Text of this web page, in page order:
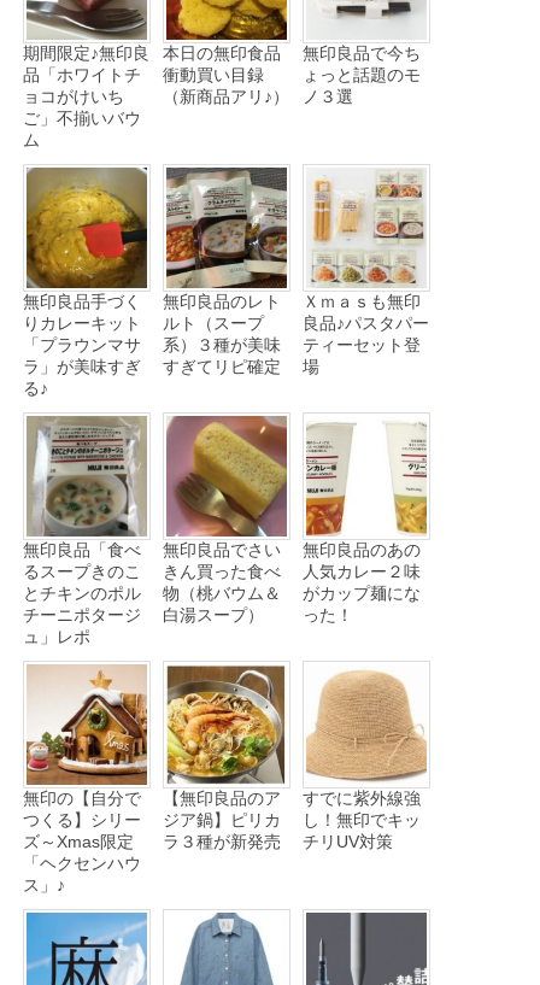
期間限定♪無印良
品「ホワイトチ
ョコがけいち
ご」不揃いバウ
ム
本日の無印食品
衝動買い目録
（新商品アリ♪）
無印良品で今ち
ょっと話題のモ
ノ３選
無印良品手づく
りカレーキット
「プラウンマサ
ラ」が美味すぎ
る♪
無印良品のレト
ルト（スープ
系）３種が美味
すぎてリピ確定
Ｘｍａｓも無印
良品♪パスタパー
ティーセット登
場
無印良品「食べ
るスープきのこ
とチキンのポル
チーニポタージ
ュ」レポ
無印良品でさい
きん買った食べ
物（桃バウム＆
白湯スープ）
無印良品のあの
人気カレー２味
がカップ麺にな
った！
無印の【自分で
つくる】シリー
ズ～Xmas限定
「ヘクセンハウ
ス」♪
【無印良品のア
ジア鍋】ピリカ
ラ３種が新発売
すでに紫外線強
し！無印でキッ
チリUV対策